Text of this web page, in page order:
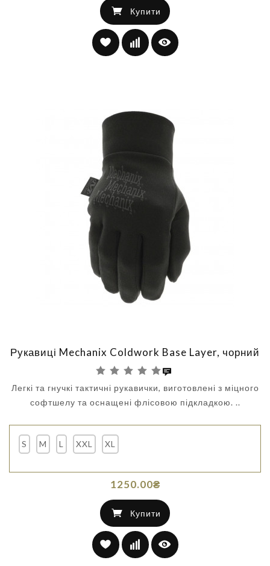
Купити
Рукавиці Mechanix Coldwork Base Layer, чорний
Легкі та гнучкі тактичні рукавички, виготовлені з міцного
софтшелу та оснащені флісовою підкладкою. ..
S M L XXL XL
1250.00₴
Купити